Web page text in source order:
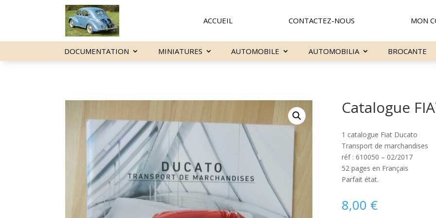
ACCUEIL CONTACTEZ-NOUS MON
DOCUMENTATION MINIATURES AUTOMOBILE AUTOMOBILIA BROCANTE
Catalogue
1 catalogue Fiat Ducato
Transport de marchandises
réf : 610050 – 02/2017
52 pages en Français
Parfait état.
8,00 €